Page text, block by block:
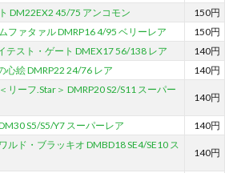
DM22EX2 45/75 アンコモン
150円
ファタァル DMRP16 4/95 ベリーレア
150円
テスト・ゲート DMEX17 56/138 レア
140円
心絵 DMRP22 24/76 レア 140円
リーフ.Star＞ DMRP20 S2/S11 スーパー
140円
S5/S5/Y7 スーパーレア 140円
ルド・ブラッキオ DMBD18 SE4/SE10 ス
140円